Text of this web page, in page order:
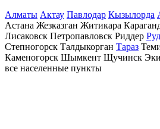
Алматы Актау Павлодар Кызылорда
Астана Жезказган Житикара
Лисаковск Петропавловск Риддер
Степногорск Талдыкорган Тараз
Каменогорск Шымкент Щучинск
все населенные пункты